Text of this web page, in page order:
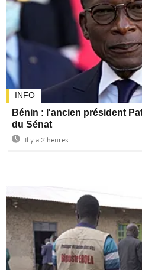
INFO
Bénin : l'ancien président
du Sénat
Il y a 2 heures